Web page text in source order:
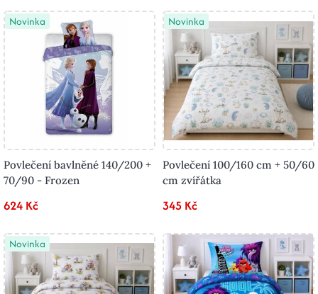
Novinka
Povlečení bavlněné 140/200 +
70/90 - Frozen
624 Kč
Novinka
Povlečení 100/160 cm + 50/60
cm zvířátka
345 Kč
Novinka